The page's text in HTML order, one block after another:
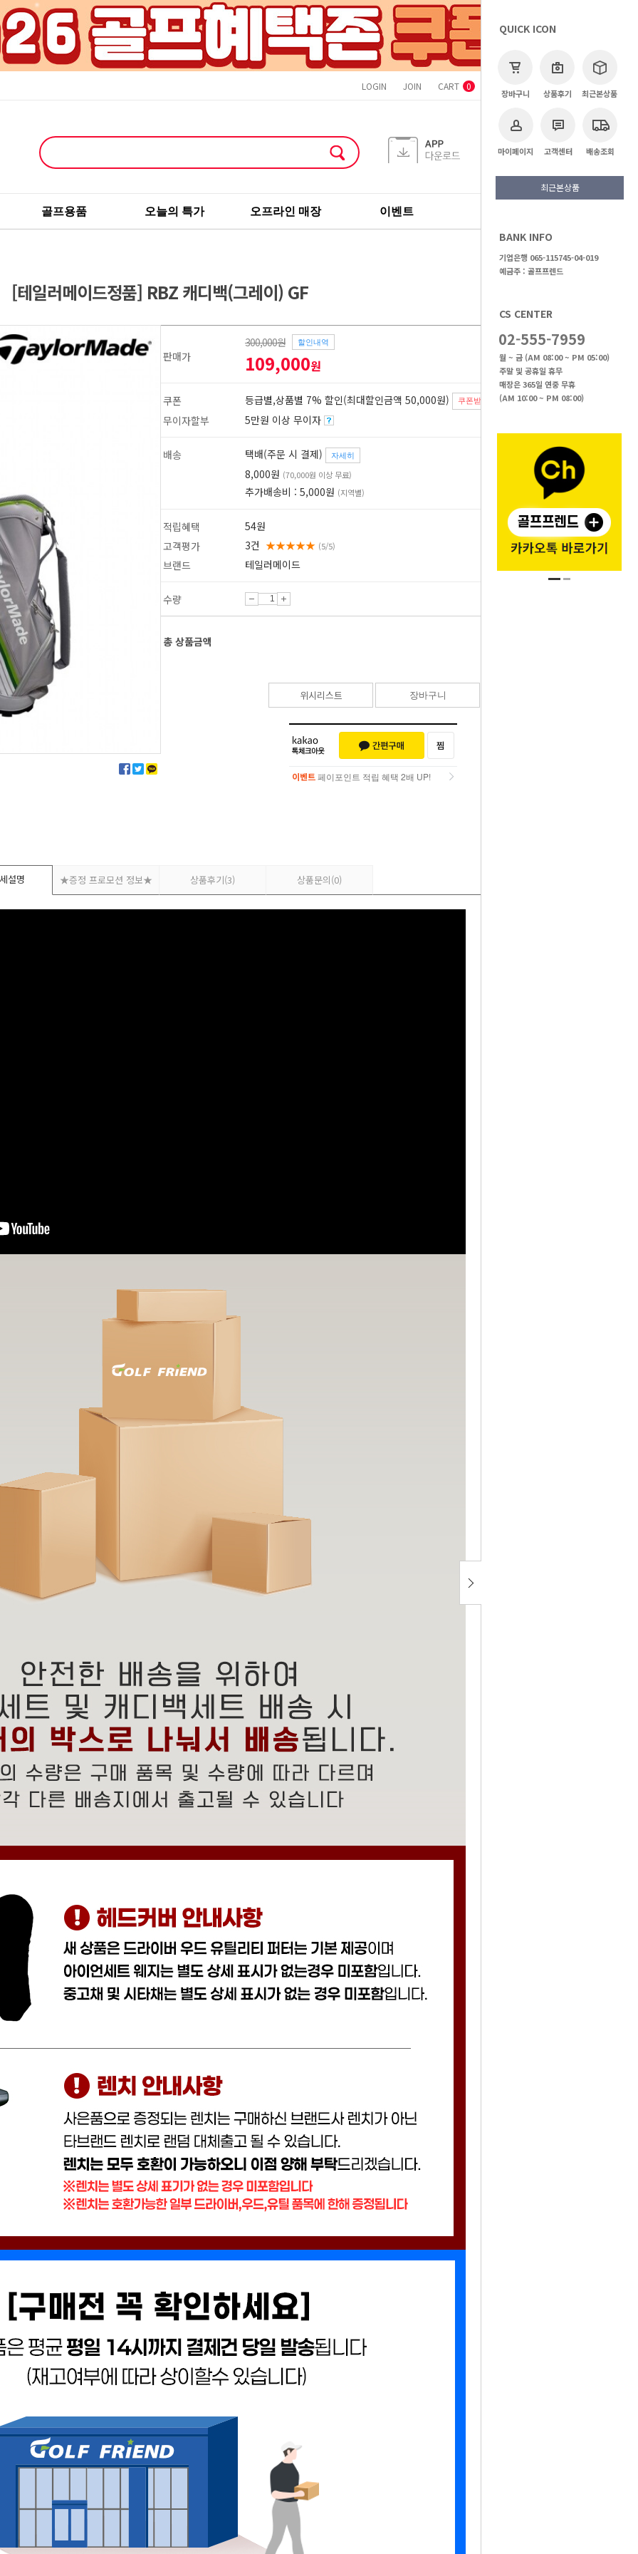
LOGIN JOIN CART 0
골프용품 오늘의 특가 오프라인 매장 이벤트
QUICK ICON
장바구니 상품후기 최근본상품
마이페이지 고객센터 배송조회
최근본상품
BANK INFO
기업은행 065-115745-04-019
예금주 : 골프프렌드
CS CENTER
02-555-7959
월 ~ 금 (AM 08:00 ~ PM 05:00)
주말 및 공휴일 휴무
매장은 365일 연중 무휴
(AM 10:00 ~ PM 08:00)
>골프용품 >캐디백
[테일러메이드정품] RBZ 캐디백(그레이) GF
64%
판매가
300,000원 할인내역
109,000원
쿠폰 등급별,상품별 7% 할인(최대할인금액 50,000원) 쿠폰받기
무이자할부 5만원 이상 무이자
배송 택배(주문 시 결제) 자세히
8,000원 (70,000원 이상 무료)
추가배송비 : 5,000원 (지역별)
적립혜택
54원
고객평가
3건 ★★★★★ (5/5)
브랜드 테일러메이드
수량
총 상품금액
위시리스트 장바구니
이벤트페이포인트 적립 혜택 2배 UP!
설명 ★증정 프로모션 정보★ 상품후기(3) 상품문의(0)